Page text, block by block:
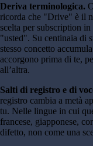
Deriva terminologica.
ricorda che "Drive" è il
scelta per subscription
"usted". Su centinaia di
stesso concetto
accorgono prima di te,
all’altra.
Salti di registro e di
registro cambia a metà
tu. Nelle lingue in cui
francese, giapponese,
difetto, non come una